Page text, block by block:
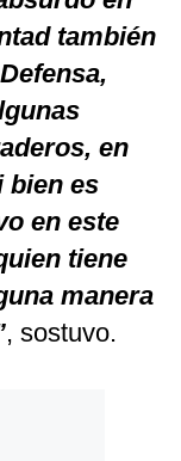
también
en
bien es
en este
tiene
manera
, sostuvo.